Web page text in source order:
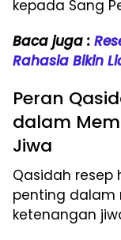
kepada Sang
Baca juga :
Rahasia Bikin
Peran
dalam
Jiwa
Qasidah resep
penting dalam
ketenangan